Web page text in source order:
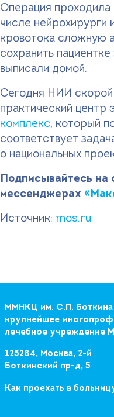
Операция проходила
числе нейрохирурги
кровотока сложную
сохранить
выписали домой.
Сегодня НИИ скорой
практический центр
комплекс, который
соответствует
о национальных
Подписывайтесь на
мессенджерах
Источник: mos.ru
ММНКЦ им. С.П.
крупнейшее
лечебное учреждение
125284, Москва, 2-й
Боткинский пр-д, 5
Как проехать в